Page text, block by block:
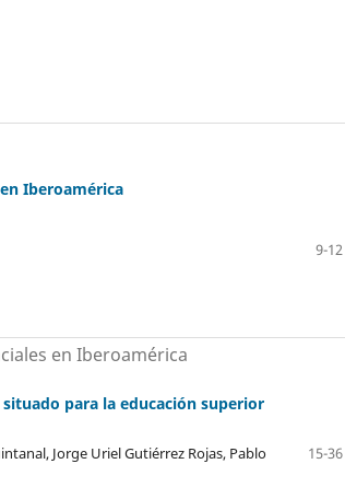
Iberoamérica
9-12
en Iberoamérica
para la educación superior
Jorge Uriel Gutiérrez Rojas, Pablo
15-36